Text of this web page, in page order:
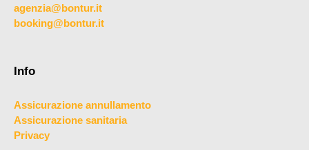
agenzia@bontur.it
booking@bontur.it
Info
Assicurazione annullamento
Assicurazione sanitaria
Privacy